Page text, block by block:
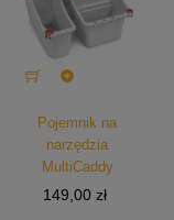

Pojemnik na
narzędzia
MultiCaddy
Cena
149,00 zł